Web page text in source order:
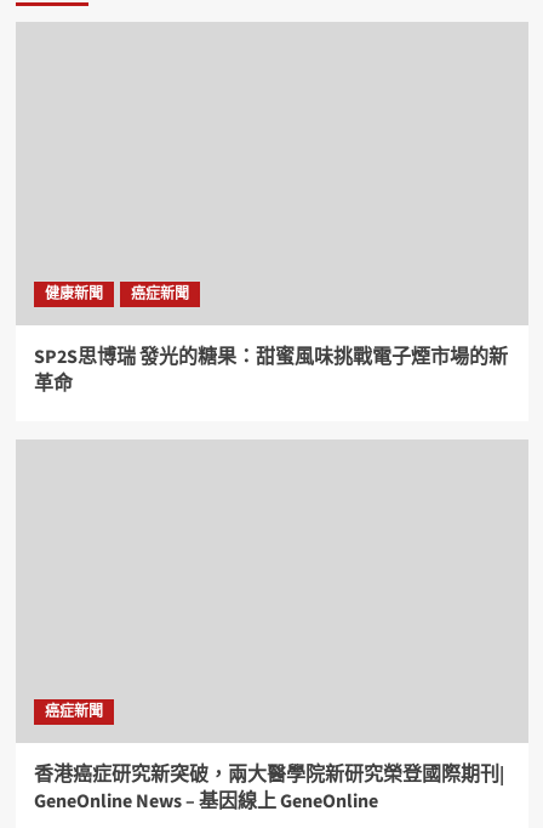
健康新聞 癌症新聞
SP2S思博瑞 發光的糖果：甜蜜風味挑戰電子煙市場的新
革命
癌症新聞
香港癌症研究新突破，兩大醫學院新研究榮登國際期刊|
GeneOnline News – 基因線上 GeneOnline